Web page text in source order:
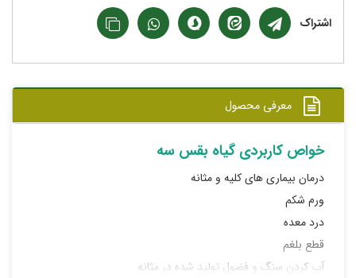
اشتراک
معرفی محصول
خواص کاربردی گیاه بقس سه
درمان بیماری های کلیه و مثانه
ورم شکم
درد معده
قطع بلغم
آب کردن سنگ و فضول تولید شده در مثانه